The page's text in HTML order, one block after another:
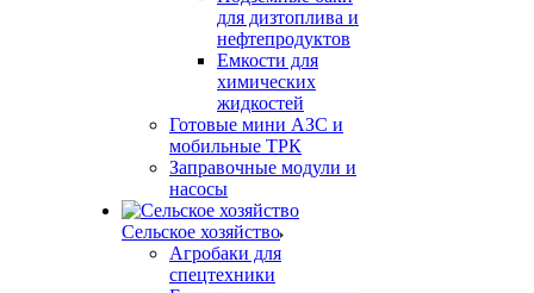
для дизтоплива и
нефтепродуктов
Емкости для
химических
жидкостей
Готовые мини АЗС и
мобильные ТРК
Заправочные модули и
насосы
Сельское хозяйство
Агробаки для
спецтехники